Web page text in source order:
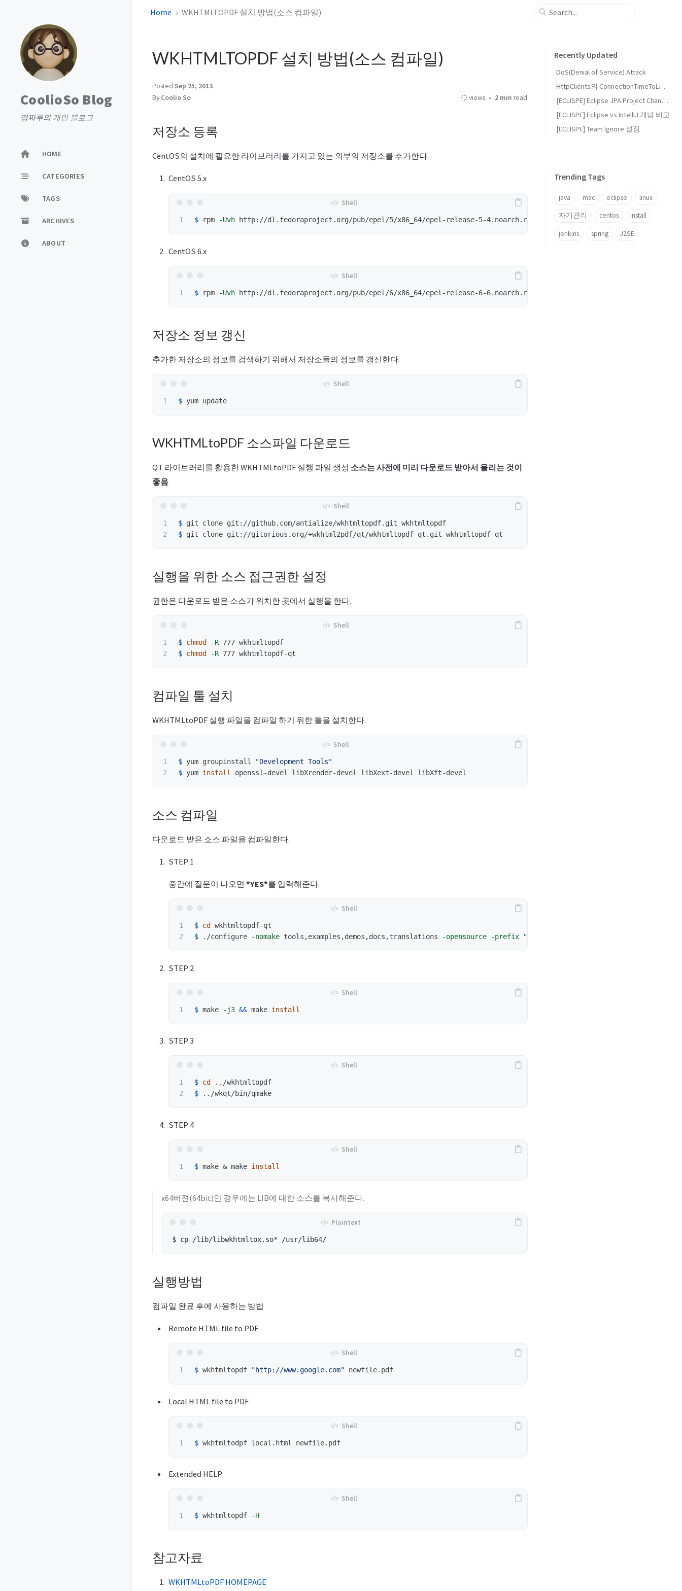
CoolioSo Blog
떵짜루의 개인 블로그
HOME
CATEGORIES
TAGS
ARCHIVES
ABOUT
Home WKHTMLTOPDF 설치 방법(소스 컴파일)
WKHTMLTOPDF 설치 방법(소스 컴파일)
Posted Sep 25, 2013
By Coolio So views 2 min read
저장소 등록
CentOS의 설치에 필요한 라이브러리를 가지고 있는 외부의 저장소를 추가한다.
CentOS 5.x
$ rpm -Uvh
CentOS 6.x
$ rpm -Uvh
저장소 정보 갱신
추가한 저장소의 정보를 검색하기 위해서 저장소들의 정보를 갱신한다.
$
WKHTMLtoPDF 소스파일 다운로드
QT 라이브러리를 활용한 WKHTMLtoPDF 실행 파일 생성 소스는 사전에 미리 다운로드 받아서 올리는 것이
좋음
1
$
$
실행을 위한 소스 접근권한 설정
권한은 다운로드 받은 소스가 위치한 곳에서 실행을 한다.
1
$ chmod -R
$ chmod -R
컴파일 툴 설치
WKHTMLtoPDF 실행 파일을 컴파일 하기 위한 툴을 설치한다.
1
$ yum groupinstall
"Development Tools"
$ yum install
소스 컴파일
다운로드 받은 소스 파일을 컴파일한다.
STEP 1
중간에 질문이 나오면 *YES*를 입력해준다.
1
$ cd
$
./configure -nomake tools,examples,demos,docs,translations -opensource -prefix "../wkqt"
STEP 2
$ make -j3 && make install
STEP 3
1
$ cd
$
STEP 4
$ make & make install
x64버젼(64bit)인 경우에는 LIB에 대한 소스를 복사해준다.
실행방법
컴파일 완료 후에 사용하는 방법
Remote HTML file to PDF
$ wkhtmltopdf "http://www.google.com"
Local HTML file to PDF
$
Extended HELP
$ wkhtmltopdf -H
참고자료
WKHTMLtoPDF HOMEPAGE
Recently Updated
DoS(Denial of Service) Attack
HttpClients의 ConnectionTimeToLive와 EvictIdleConnections 설정
[ECLISPE] Eclipse JPA Project Change Event Handler (waiting)
[ECLISPE] Eclipse vs IntelliJ 개념 비교
[ECLISPE] Team Ignore 설정
Trending Tags
java mac eclipse linux
자기관리 centos install
jenkins spring J2SE